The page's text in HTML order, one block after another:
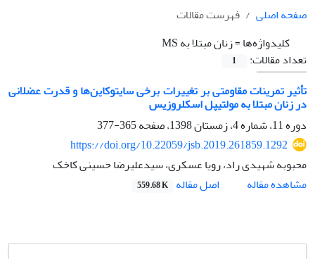
صفحه اصلی
فهرست مقالات
کلیدواژه‌ها =زنان مبتلا به MS
تعداد مقالات:
1
تأثیر تمرینات مقاومتی بر تغییرات برخی سایتوکاین‌ها و قدرت عضلانی
در زنان مبتلا به مولتیپل اسکلروزیس
دوره 11، شماره 4، زمستان 1398، صفحه
365-377
https://doi.org/10.22059/jsb.2019.261859.1292
محبوبه شهیدی راد، رویا عسکری، سیدعلیرضا حسینی کاخک
مشاهده مقاله
اصل مقاله 559.68 K